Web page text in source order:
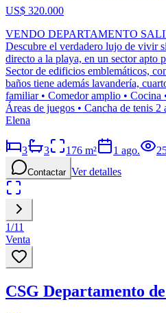
US$ 320.000
VENDO DEPARTAMENTO
Descubre el verdadero lujo de vivir
directo a la playa, en un sector apto
Sector de edificios emblemáticos,
baños tiene además lavandería,
familiar • Comedor amplio • Cocina
Áreas de juegos • Cancha de tenis
Elena
3 3 176 m² 1 ago.
Contactar Ver detalles
1/11
Venta
CSG Departamento